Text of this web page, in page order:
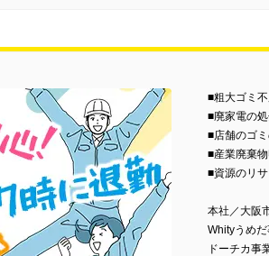
■粗大ゴミ
■廃家電の
■店舗のゴ
■産業廃棄
■資源のリ
本社／大阪
Whityうめ
ドーチカ事